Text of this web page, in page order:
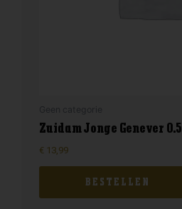
Zuidam Jonge Genever 0.5
€ 13,99
BESTELLEN